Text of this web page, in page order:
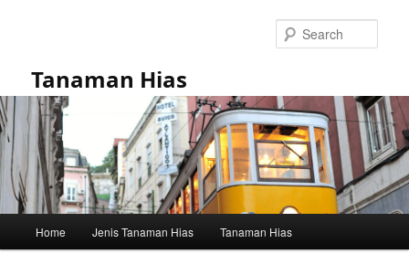
Tanaman Hias
Home Jenis Tanaman Hias Tanaman Hias